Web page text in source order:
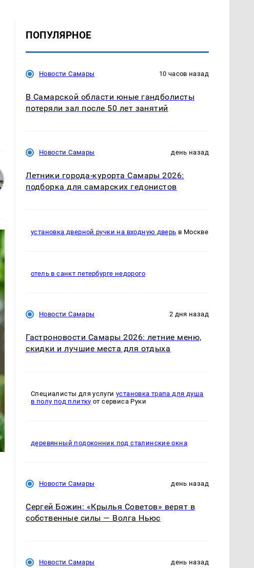
ПОПУЛЯРНОЕ
Новости Самары 10 часов назад
В Самарской области юные гандболисты
потеряли зал после 50 лет занятий
Новости Самары день назад
Летники города-курорта Самары 2026:
подборка для самарских гедонистов
установка дверной ручки на входную дверь в Москве
отель в санкт петербурге недорого
Новости Самары 2 дня назад
Гастроновости Самары 2026: летние меню,
скидки и лучшие места для отдыха
Специалисты для услугиустановка трапа для душа
в полу под плитку от сервиса Руки
деревянный подоконник под сталинские окна
Новости Самары день назад
Сергей Божин: «Крылья Советов» верят в
собственные силы — Волга Ньюс
Новости Самары день назад